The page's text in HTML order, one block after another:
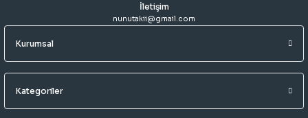
İletişim
nunutakii@gmail.com
Kurumsal
Kategoriler